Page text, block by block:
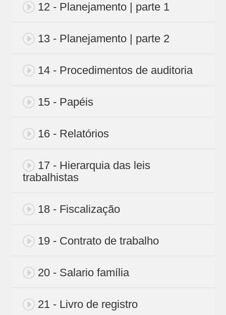
12 - Planejamento | parte 1
13 - Planejamento | parte 2
14 - Procedimentos de auditoria
15 - Papéis
16 - Relatórios
17 - Hierarquia das leis
trabalhistas
18 - Fiscalização
19 - Contrato de trabalho
20 - Salario família
21 - Livro de registro